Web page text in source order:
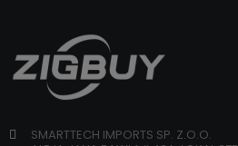
SMARTTECH IMPORTS SP. Z.O.O.